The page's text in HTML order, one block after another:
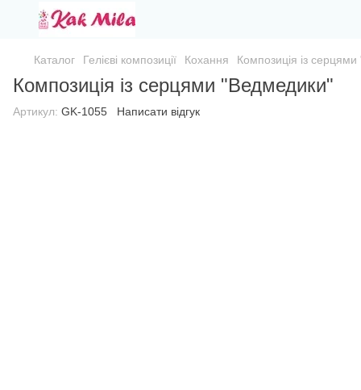
Каталог Гелієві композиції Кохання Композиція із
Композиція із серцями "Ведмедики"
Артикул: GK-1055 Написати відгук